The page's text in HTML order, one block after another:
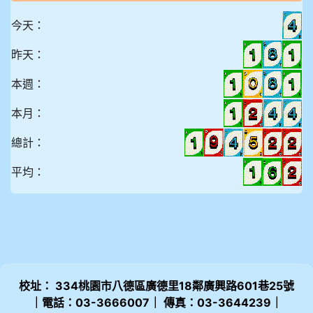
今天：
昨天：
本週：
本月：
總計：
平均：
校址： 334桃園市八德區廣德里18鄰廣興路601巷25號
｜電話：03-3666007｜ 傳真：03-3644239｜